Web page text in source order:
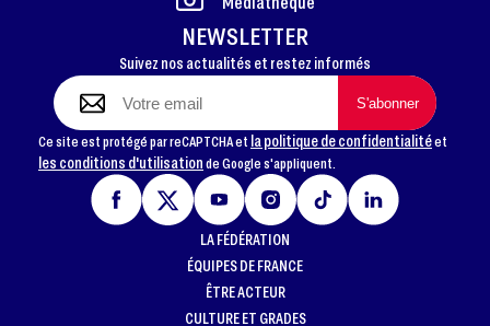
NEWSLETTER
Suivez nos actualités et restez informés
Ce site est protégé par reCAPTCHA et la politique de confidentialitéet
les conditions d'utilisationde Google s'appliquent.
LA FÉDÉRATION
ÉQUIPES DE FRANCE
ÊTRE ACTEUR
CULTURE ET GRADES